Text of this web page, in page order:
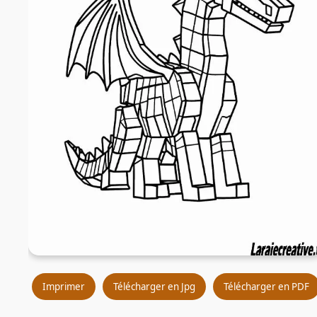
Imprimer Télécharger en Jpg Télécharger en PDF